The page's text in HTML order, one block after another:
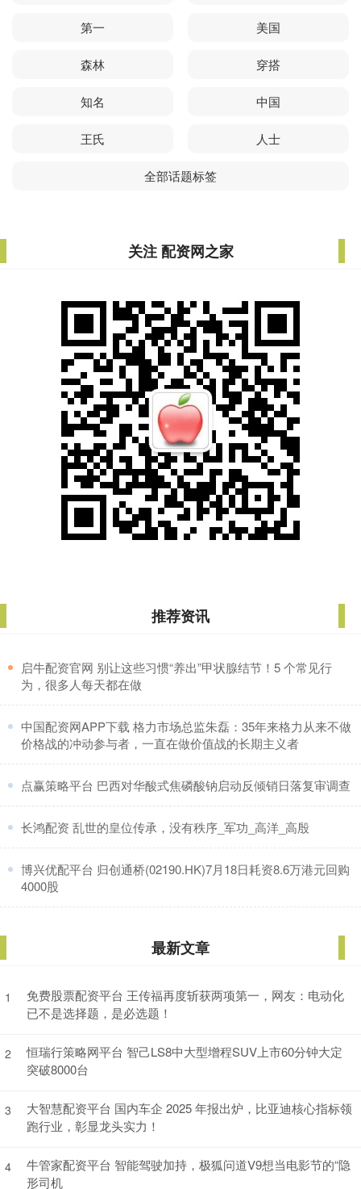
第一 美国
森林 穿搭
知名 中国
王氏 人士
全部话题标签
关注 配资网之家
推荐资讯
​启牛配资官网 别让这些习惯“养出”甲状腺结节！5 个常见行
为，很多人每天都在做
​中国配资网APP下载 格力市场总监朱磊：35年来格力从来不做
价格战的冲动参与者，一直在做价值战的长期主义者
​点赢策略平台 巴西对华酸式焦磷酸钠启动反倾销日落复审调查
​长鸿配资 乱世的皇位传承，没有秩序_军功_高洋_高殷
​博兴优配平台 归创通桥(02190.HK)7月18日耗资8.6万港元回购
4000股
最新文章
1
免费股票配资平台 王传福再度斩获两项第一，网友：电动化
已不是选择题，是必选题！
2
恒瑞行策略网平台 智己LS8中大型增程SUV上市60分钟大定
突破8000台
3
大智慧配资平台 国内车企 2025 年报出炉，比亚迪核心指标领
跑行业，彰显龙头实力！
4
牛管家配资平台 智能驾驶加持，极狐问道V9想当电影节的“隐
形司机